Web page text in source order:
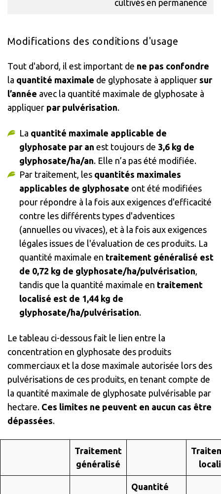
cultivés en permanence
Modifications des conditions d'usage
Tout d'abord, il est important de ne pas confondre
la quantité maximale de glyphosate à appliquer sur
l’année avec la quantité maximale de glyphosate à
appliquerpar pulvérisation.
La quantité maximale applicable de
glyphosate par an est toujours de 3,6 kg de
glyphosate/ha/an. Elle n’a pas été modifiée.
Par traitement, les quantités maximales
applicables de glyphosate ont été modifiées
pour répondre à la fois aux exigences d'efficacité
contre les différents types d'adventices
(annuelles ou vivaces), et à la fois aux exigences
légales issues de l'évaluation de ces produits. La
quantité maximale en traitement généralisé est
de 0,72 kg de glyphosate/ha/pulvérisation
tandis que la quantité maximale en traitement
localisé est de 1,44 kg de
glyphosate/ha/pulvérisation.
Le tableau ci-dessous fait le lien entre la
concentration en glyphosate des produits
commerciaux et la dose maximale autorisée lors des
pulvérisations de ces produits, en tenant compte de
la quantité maximale de glyphosate pulvérisable par
hectare. Ces limites ne peuvent en aucun cas être
dépassées.
Traitement
généralisé
Quantité